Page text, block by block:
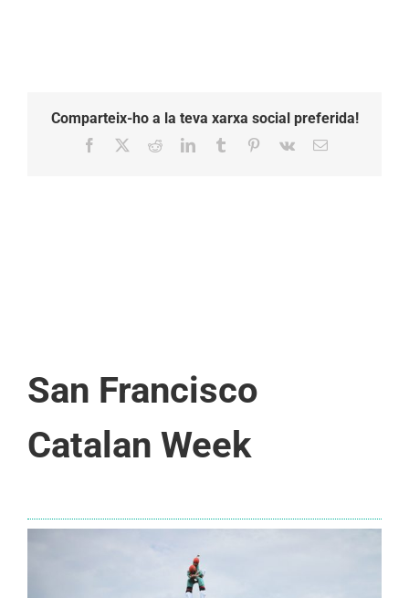
Comparteix-ho a la teva xarxa social preferida!
Facebook RedditLinkedInTumblr Pinterest
Vk Email:
San Francisco
Catalan Week